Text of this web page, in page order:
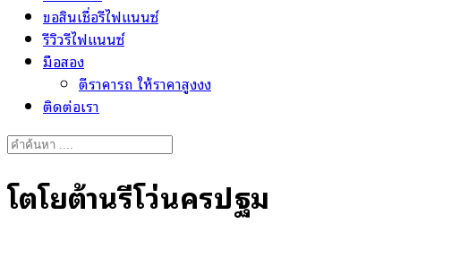
ขอสินเชื่อรีไฟแนนซ์
รีวิวรีไฟแนนซ์
มือสอง
ตีราคารถ ให้ราคาสูงงง
ติดต่อเรา
Search
โตโยต้านรีโว่นครปฐม